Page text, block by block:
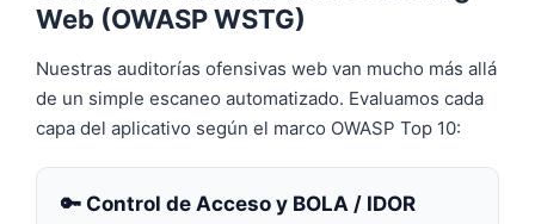
Web (OWASP WSTG)
Nuestras auditorías ofensivas web van mucho más allá
de un simple escaneo automatizado. Evaluamos cada
capa del aplicativo según el marco OWASP Top 10:
🔑 Control de Acceso y BOLA / IDOR